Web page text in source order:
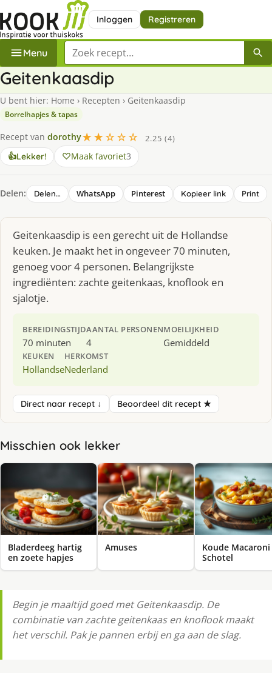
Inloggen Registreren
Menu Zoek een recept
Geitenkaasdip
U bent hier: Home › Recepten › Geitenkaasdip
Borrelhapjes & tapas
Recept van dorothy★★☆☆☆
2.25 (4)
👍Lekker! Maak favoriet3
Delen: Delen… WhatsApp Pinterest Kopieer link Print
Geitenkaasdip is een gerecht uit de Hollandse
keuken. Je maakt het in ongeveer 70 minuten,
genoeg voor 4 personen. Belangrijkste
ingrediënten: zachte geitenkaas, knoflook en
sjalotje.
BEREIDINGSTIJD
70 minuten
AANTAL PERSONEN
4
MOEILIJKHEID
Gemiddeld
KEUKEN
Hollandse
HERKOMST
Nederland
Direct naar recept ↓ Beoordeel dit recept ★
Misschien ook lekker
Bladerdeeg hartig
en zoete hapjes
Amuses
Koude Macaroni
Schotel
Begin je maaltijd goed met Geitenkaasdip. De
combinatie van zachte geitenkaas en knoflook maakt
het verschil. Pak je pannen erbij en ga aan de slag.